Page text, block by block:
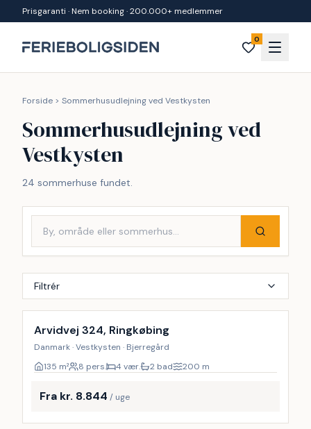
Spring til indhold
Prisgaranti · Nem booking · 200.000+ medlemmer
0
Forside > Sommerhusudlejning ved Vestkysten
Sommerhusudlejning ved
Vestkysten
24 sommerhuse fundet.
Filtrér
Arvidvej 324, Ringkøbing
Danmark · Vestkysten · Bjerregård
135 m² 8 pers. 4 vær. 2 bad 200 m
Fra kr. 8.844 / uge
Inkl. rengøring